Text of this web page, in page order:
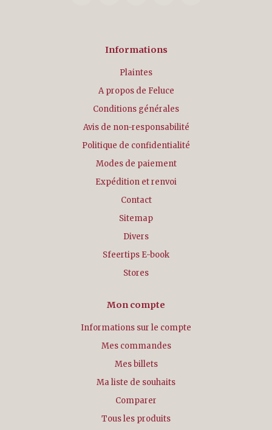
Informations
Plaintes
A propos de Feluce
Conditions générales
Avis de non-responsabilité
Politique de confidentialité
Modes de paiement
Expédition et renvoi
Contact
Sitemap
Divers
Sfeertips E-book
Stores
Mon compte
Informations sur le compte
Mes commandes
Mes billets
Ma liste de souhaits
Comparer
Tous les produits